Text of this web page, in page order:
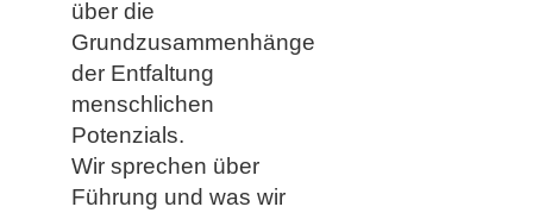
über die
Grundzusammenhänge
der Entfaltung
menschlichen
Potenzials.
Wir sprechen über
Führung und was wir